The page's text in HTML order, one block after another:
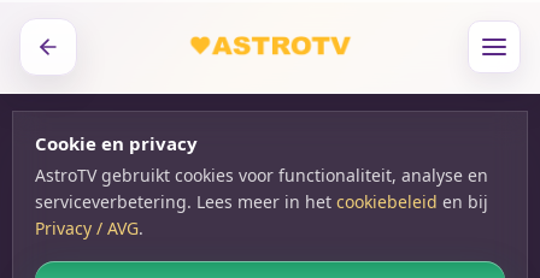
Cookie en privacy
AstroTV gebruikt cookies voor functionaliteit, analyse en
serviceverbetering. Lees meer in het cookiebeleid en bij
Privacy / AVG.